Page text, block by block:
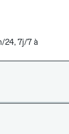
24, 7j/7 à